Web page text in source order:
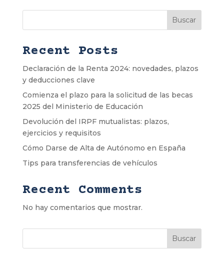
Buscar
Recent Posts
Declaración de la Renta 2024: novedades, plazos
y deducciones clave
Comienza el plazo para la solicitud de las becas
2025 del Ministerio de Educación
Devolución del IRPF mutualistas: plazos,
ejercicios y requisitos
Cómo Darse de Alta de Autónomo en España
Tips para transferencias de vehículos
Recent Comments
No hay comentarios que mostrar.